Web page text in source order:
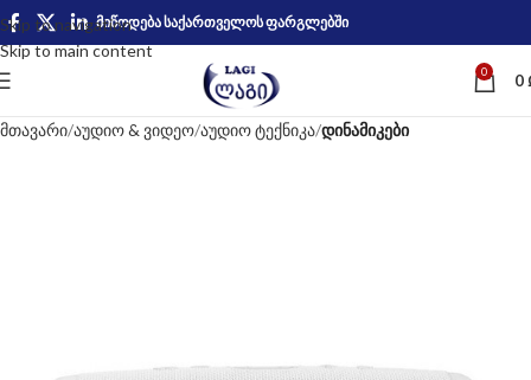
Skip to navigation
Skip to main content
მიწოდება საქართველოს ფარგლებში
0 0
მთავარი აუდიო & ვიდეო აუდიო ტექნიკა დინამიკები